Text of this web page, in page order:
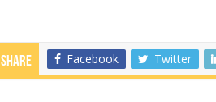
Share Facebook Twitter